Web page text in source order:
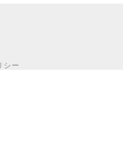
シー